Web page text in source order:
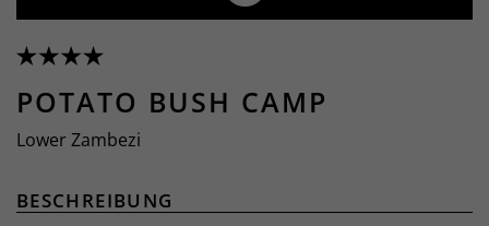
POTATO BUSH CAMP
Lower Zambezi
BESCHREIBUNG